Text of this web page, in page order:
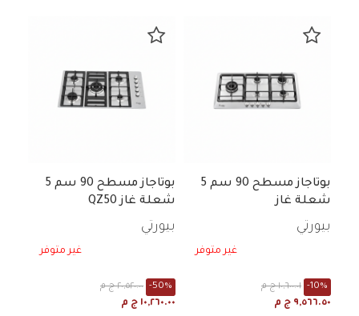
بوتاجاز مسطح 90 سم 5
شعلة غاز
بيورتي
غير متوفر
١٠,٦٠٠.٠١ ج م -10%
٩,٥٦٦.٥٠ ج م
بوتاجاز مسطح 90 سم 5
شعلة غاز QZ50
بيورتي
غير متوفر
٢٠,٥٢٠.٠٠ ج م -50%
١٠,٢٦٠.٠٠ ج م